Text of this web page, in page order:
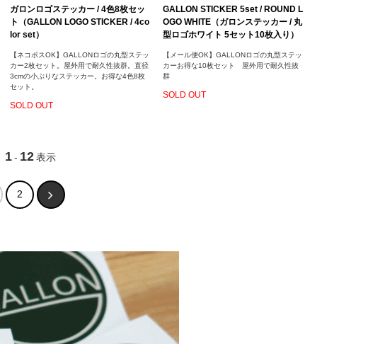
ガロンロゴステッカー / 4色8枚セッ
ト（GALLON LOGO STICKER / 4co
lor set）
【ネコポスOK】GALLONロゴの丸型ステッ
カー2枚セット。屋外用で耐久性抜群。直径
3cmの小ぶりなステッカー。お得な4色8枚
セット。
SOLD OUT
GALLON STICKER 5set / ROUND L
OGO WHITE（ガロンステッカー / 丸
型ロゴホワイト 5セット10枚入り）
【メール便OK】GALLONロゴの丸型ステッ
カーお得な10枚セット 屋外用で耐久性抜
群
SOLD OUT
1- 12表示
2